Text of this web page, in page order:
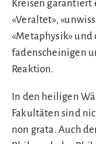
Kreisen garantiert
«Veraltet»,
«Metaphysik» und
fadenscheinigen
Reaktion.
In den heiligen
Fakultäten sind
non grata. Auch